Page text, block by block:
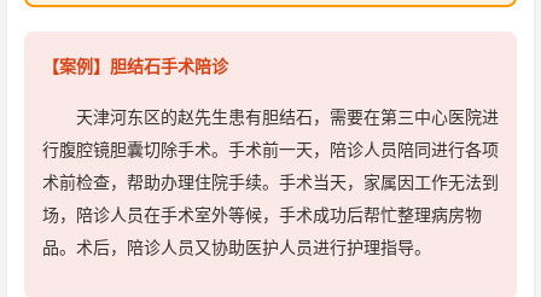
【案例】胆结石手术陪诊
天津河东区的赵先生患有胆结石，需要在第三中心医院进
行腹腔镜胆囊切除手术。手术前一天，陪诊人员陪同进行各项
术前检查，帮助办理住院手续。手术当天，家属因工作无法到
场，陪诊人员在手术室外等候，手术成功后帮忙整理病房物
品。术后，陪诊人员又协助医护人员进行护理指导。